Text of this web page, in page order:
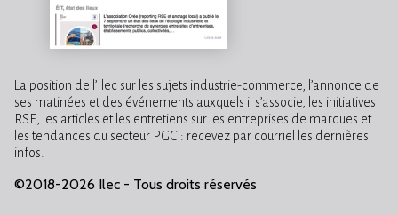
La position de l’Ilec sur les sujets industrie-commerce, l’annonce de
ses matinées et des événements auxquels il s’associe, les initiatives
RSE, les articles et les entretiens sur les entreprises de marques et
les tendances du secteur PGC : recevez par courriel les dernières
infos.
©2018-2026 Ilec - Tous droits réservés